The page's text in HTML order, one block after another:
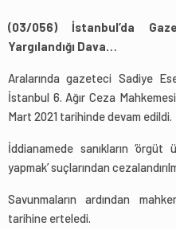
(03/056) İstanbul’da
Yargılandığı Dava…
Aralarında gazeteci Sadiye
İstanbul 6. Ağır Ceza
Mart 2021 tarihinde devam edildi.
İddianamede sanıkların ‘örgüt
yapmak’ suçlarından
Savunmaların ardından
tarihine erteledi.